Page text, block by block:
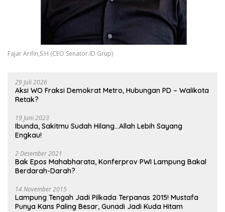
Fajar Arifin,S.H (CEO Senator.ID Grup)
29 Juli 2026
Aksi WO Fraksi Demokrat Metro, Hubungan PD – Walikota
Retak?
19 Juni 2023
Ibunda, Sakitmu Sudah Hilang…Allah Lebih Sayang
Engkau!
2 Desember 2021
Bak Epos Mahabharata, Konferprov PWI Lampung Bakal
Berdarah-Darah?
14 November 2015
Lampung Tengah Jadi Pilkada Terpanas 2015! Mustafa
Punya Kans Paling Besar, Gunadi Jadi Kuda Hitam